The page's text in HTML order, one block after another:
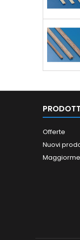
Offerte
Nuovi